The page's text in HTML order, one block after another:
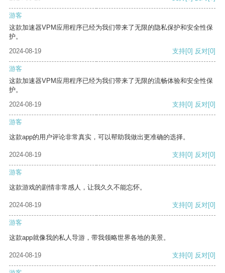
游客
这款加速器VPM应用程序已经为我们带来了无限的隐私保护和安全性保
护。
2024-08-19
支持[0] 反对[0]
游客
这款加速器VPM应用程序已经为我们带来了无限的流畅体验和安全性保
护。
2024-08-19
支持[0] 反对[0]
游客
这款app的用户评论非常真实，可以帮助我做出更准确的选择。
2024-08-19 支持[0] 反对[0]
游客
这款游戏的剧情非常感人，让我久久不能忘怀。
2024-08-19 支持[0] 反对[0]
游客
这款app就像我的私人导游，带我领略世界各地的美景。
2024-08-19 支持[0] 反对[0]